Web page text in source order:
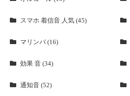
スマホ 着信音 人気 (45)
マリンバ (16)
効果 音 (34)
通知音 (52)